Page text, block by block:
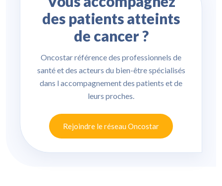
des patients atteints
de cancer ?
Oncostar référence des professionnels de
santé et des acteurs du bien-être spécialisés
dans l accompagnement des patients et de
leurs proches.
Rejoindre le réseau Oncostar